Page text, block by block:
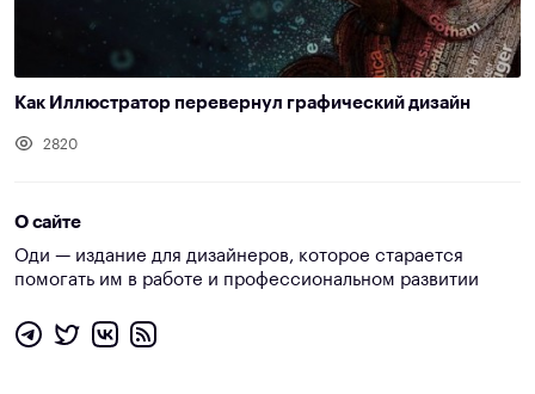
Как Иллюстратор перевернул графический дизайн
2820
О сайте
Оди — издание для дизайнеров, которое старается
помогать им в работе и профессиональном развитии